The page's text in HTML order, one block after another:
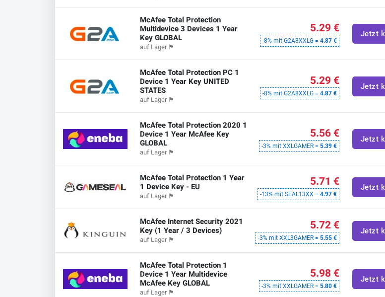
McAfee Total Protection
Multidevice 3 Devices 1 Year
Key GLOBAL
auf Lager 🏴
5.29 €
-8% mit G2A8XXLG = 4.87 €
Jetzt
McAfee Total Protection PC 1
Device 1 Year Key UNITED
STATES
auf Lager 🏴
5.29 €
-8% mit G2A8XXLG = 4.87 €
Jetzt
McAfee Total Protection 2020 1
Device 1 Year McAfee Key
GLOBAL
auf Lager 🏴
5.56 €
-3% mit XXLGAMER = 5.39 €
Jetzt
McAfee Total Protection 1 Year
1 Device Key - EU
auf Lager 🏴
5.71 €
-13% mit SEAL13XX = 4.97 €
Jetzt
McAfee Internet Security 2021
Key (1 Year / 3 Devices)
auf Lager 🏴
5.72 €
-3% mit XXL3GAMER = 5.55 €
Jetzt
McAfee Total Protection 1
Device 1 Year Multidevice
McAfee Key GLOBAL
auf Lager 🏴
5.98 €
-3% mit XXLGAMER = 5.80 €
Jetzt